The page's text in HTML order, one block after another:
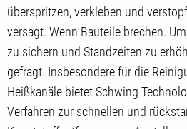
überspritzen, verkleben und
versagt. Wenn Bauteile brechen.
zu sichern und Standzeiten zu
gefragt. Insbesondere für die
Heißkanäle bietet Schwing
Verfahren zur schnellen und